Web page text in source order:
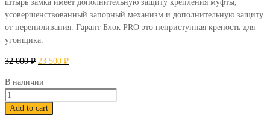
штырь замка имеет дополнительную защиту крепления муфты,
усовершенствованный запорный механизм и дополнительную защиту
от перепиливания. Гарант Блок PRO это неприступная крепость для
угонщика.
32 000₽ 23 500 ₽
В наличии
Блокиратор
Гарант
Add to cart